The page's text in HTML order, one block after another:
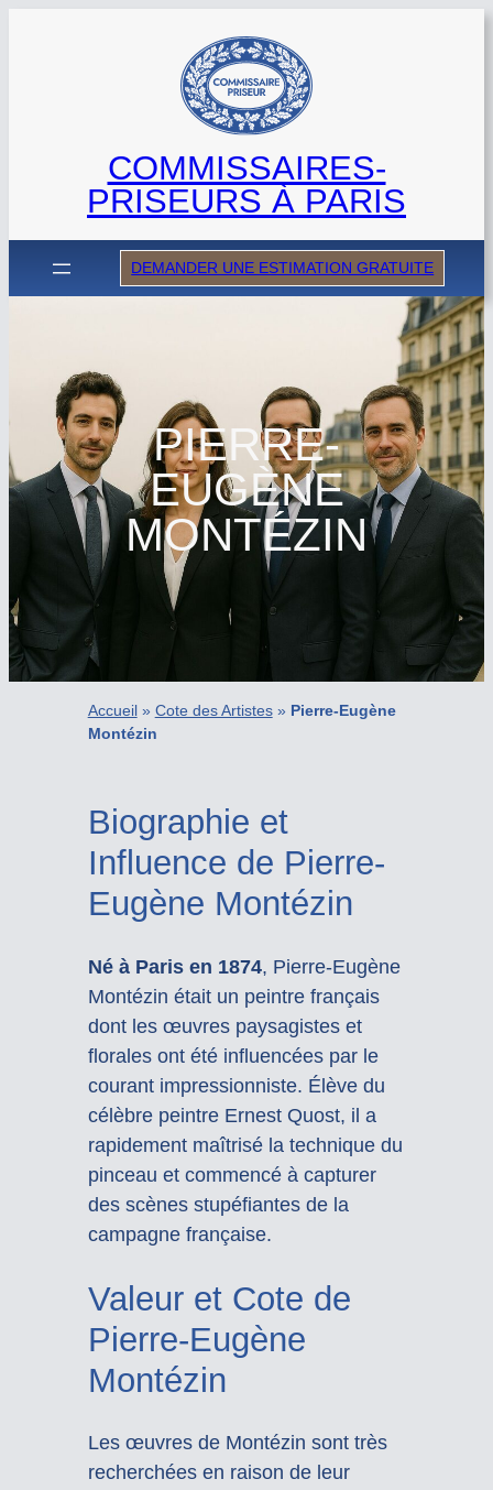
COMMISSAIRES-
PRISEURS À PARIS
DEMANDER UNE ESTIMATION GRATUITE
PIERRE-
EUGÈNE
MONTÉZIN
Accueil» Cote des Artistes» Pierre-Eugène
Montézin
Biographie et
Influence de Pierre-
Eugène Montézin
Né à Paris en 1874, Pierre-Eugène
Montézin était un peintre français
dont les œuvres paysagistes et
florales ont été influencées par le
courant impressionniste. Élève du
célèbre peintre Ernest Quost, il a
rapidement maîtrisé la technique du
pinceau et commencé à capturer
des scènes stupéfiantes de la
campagne française.
Valeur et Cote de
Pierre-Eugène
Montézin
Les œuvres de Montézin sont très
recherchées en raison de leur